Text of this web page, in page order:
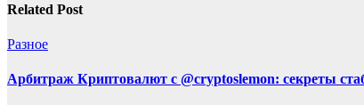
Related Post
Разное
Арбитраж Криптовалют с @cryptoslemon: секреты